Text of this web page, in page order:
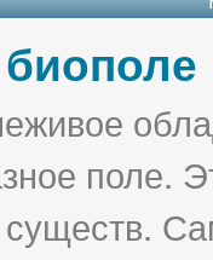
поле.
существ.